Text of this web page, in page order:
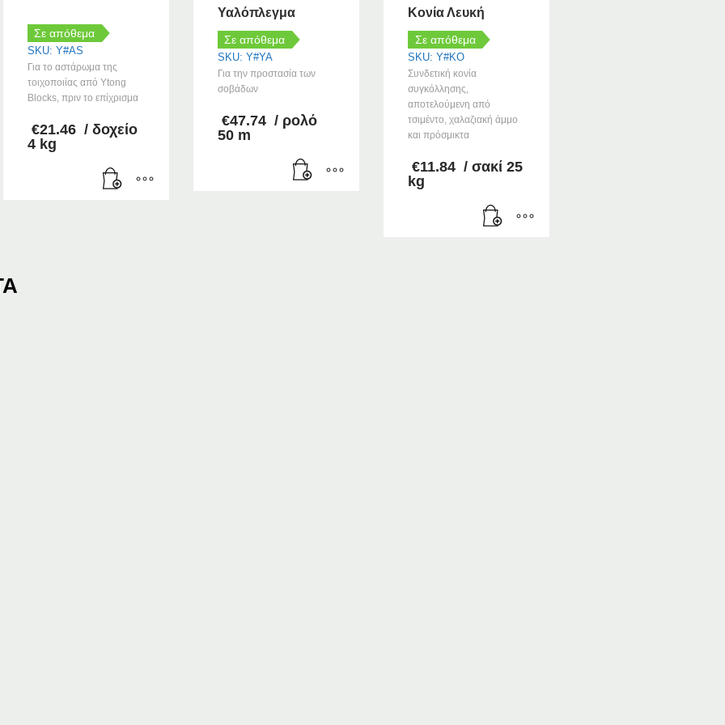
Σε απόθεμα
SKU: Y#AS
Για το αστάρωμα της
τοιχοποιίας από Ytong
Blocks, πριν το επίχρισμα
€21.46 / δοχείο
4 kg
Υαλόπλεγμα
Σε απόθεμα
SKU: Y#YA
Για την προστασία των
σοβάδων
€47.74 / ρολό
50 m
Κονία Λευκή
Σε απόθεμα
SKU: Y#KO
Συνδετική κονία
συγκόλλησης,
αποτελούμενη από
τσιμέντο, χαλαζιακή άμμο
και πρόσμικτα
€11.84 / σακί 25
kg